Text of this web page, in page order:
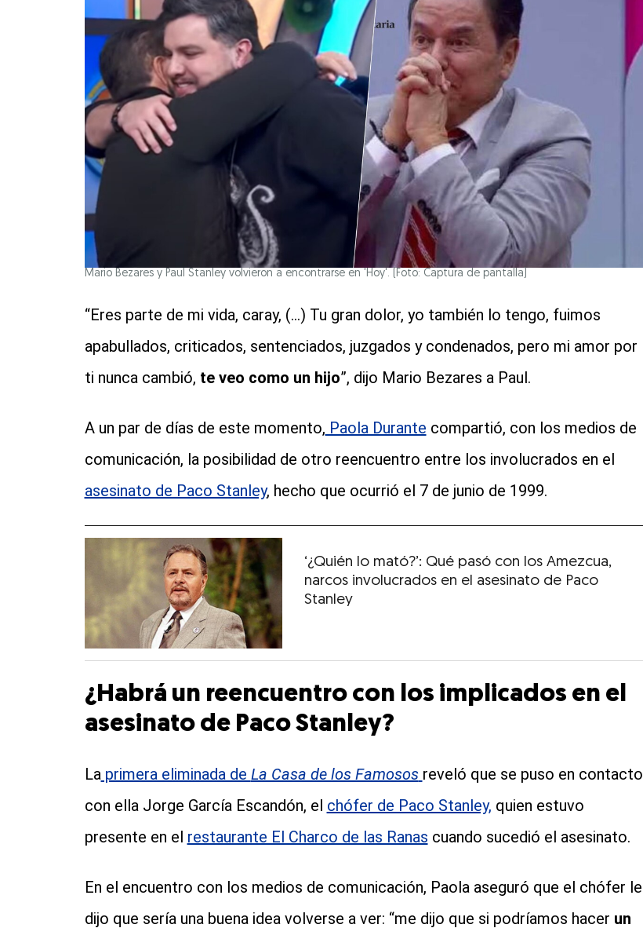
Mario Bezares y Paul Stanley volvieron a encontrarse en 'Hoy'. (Foto: Captura de pantalla)
“Eres parte de mi vida, caray, (...) Tu gran dolor, yo también lo tengo, fuimos
apabullados, criticados, sentenciados, juzgados y condenados, pero mi amor por
ti nunca cambió, te veo como un hijo”, dijo Mario Bezares a Paul.
A un par de días de este momento, Paola Durante compartió, con los medios de
comunicación, la posibilidad de otro reencuentro entre los involucrados en el
asesinato de Paco Stanley, hecho que ocurrió el 7 de junio de 1999.
‘¿Quién lo mató?’: Qué pasó con los Amezcua,
narcos involucrados en el asesinato de Paco
Stanley
¿Habrá un reencuentro con los implicados en el
asesinato de Paco Stanley?
La primera eliminada de La Casa de los Famosos reveló que se puso en contacto
con ella Jorge García Escandón, el chófer de Paco Stanley, quien estuvo
presente en el restaurante El Charco de las Ranas cuando sucedió el asesinato.
En el encuentro con los medios de comunicación, Paola aseguró que el chófer le
dijo que sería una buena idea volverse a ver: “me dijo que si podríamos hacer un